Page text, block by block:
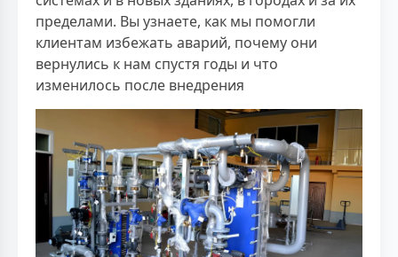
пределами. Вы узнаете, как мы помогли
клиентам избежать аварий, почему они
вернулись к нам спустя годы и что
изменилось после внедрения